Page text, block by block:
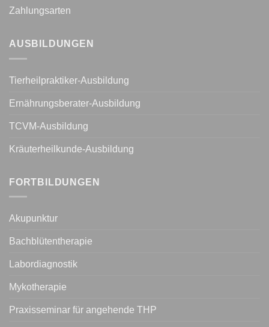
Zahlungsarten
AUSBILDUNGEN
Tierheilpraktiker-Ausbildung
Ernährungsberater-Ausbildung
TCVM-Ausbildung
Kräuterheilkunde-Ausbildung
FORTBILDUNGEN
Akupunktur
Bachblütentherapie
Labordiagnostik
Mykotherapie
Praxisseminar für angehende THP